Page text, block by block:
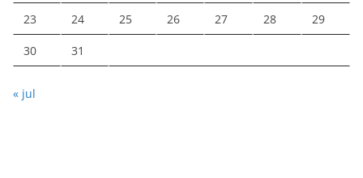
23 24 25 26 27 28 29
30 31
« jul